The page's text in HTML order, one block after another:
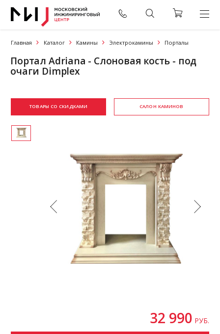
Главная Каталог Камины Электрокамины Порталы
Портал Adriana - Cлоновая кость - под
очаги Dimplex
ТОВАРЫ СО СКИДКАМИ САЛОН КАМИНОВ
32 990 РУБ.